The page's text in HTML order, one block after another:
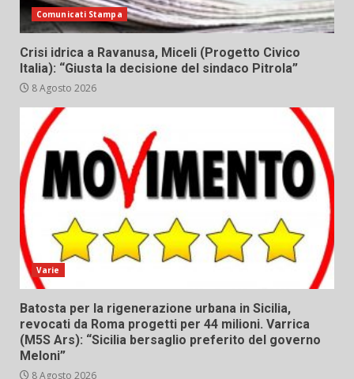
Comunicati Stampa
Crisi idrica a Ravanusa, Miceli (Progetto Civico
Italia): “Giusta la decisione del sindaco Pitrola”
8 Agosto 2026
Varie
Batosta per la rigenerazione urbana in Sicilia,
revocati da Roma progetti per 44 milioni. Varrica
(M5S Ars): “Sicilia bersaglio preferito del governo
Meloni”
8 Agosto 2026